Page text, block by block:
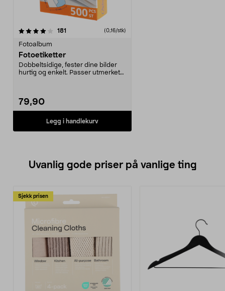
181 (0,16/stk)
Fotoalbum
Fotoetiketter
Dobbeltsidige, fester dine bilder
hurtig og enkelt. Passer utmerket
79,90
Legg i handlekurv
Uvanlig gode priser på vanlige ting
Sjekk prisen